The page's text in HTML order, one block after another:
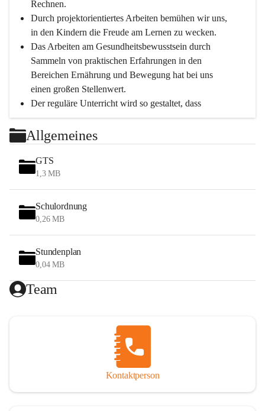
Rechnen.
Durch projektorientiertes Arbeiten bemühen wir uns,
in den Kindern die Freude am Lernen zu wecken.
Das Arbeiten am Gesundheitsbewusstsein durch
Sammeln von praktischen Erfahrungen in den
Bereichen Ernährung und Bewegung hat bei uns
einen großen Stellenwert.
Der reguläre Unterricht wird so gestaltet, dass
Bewegungseinheiten immer möglich sind.
Durch die täglichen Bewegungseinheiten können
unsere Schüler*innen in einer entspannten
Atmosphäre das Gelernte leichter verinnerlichen.
Tägliche Hofpausen an der frischen Luft bei
jeglichem Wetter (außer Regen) bieten weiter eine
tiefgreifende Erholung.
Schwerpunkte
Persönlichkeitsentwicklung
psychische Gesundheit)
Erasmus (internationale Projekte)
MIN(K)T (Mathematik- Informatik-
Naturwissenschaften- (Kunst)- Technik)
Allgemeines
GTS
1,3 MB
Schulordnung
0,26 MB
Stundenplan
0,04 MB
Team
Kontaktperson